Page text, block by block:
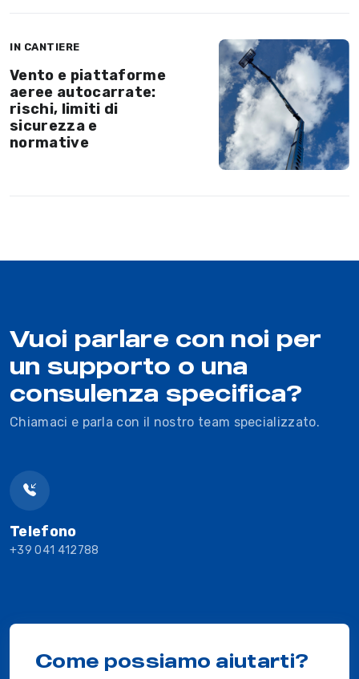
IN CANTIERE
Vento e piattaforme
aeree autocarrate:
rischi, limiti di
sicurezza e
normative
Vuoi parlare con noi per
un supporto o una
consulenza specifica?
Chiamaci e parla con il nostro team specializzato.
Telefono
+39 041 412788
Come possiamo aiutarti?